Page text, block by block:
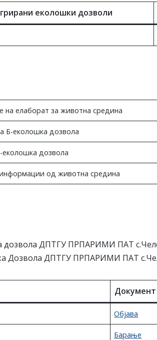
еколошки дозволи
елаборат за животна средина
Б-еколошка дозвола
дозвола
од животна средина
дозвола ДПТГУ ПРПАРИМИ ПАТ
Дозвола ДПТГУ ПРПАРИМИ ПАТ
Документ
Објава
Барање